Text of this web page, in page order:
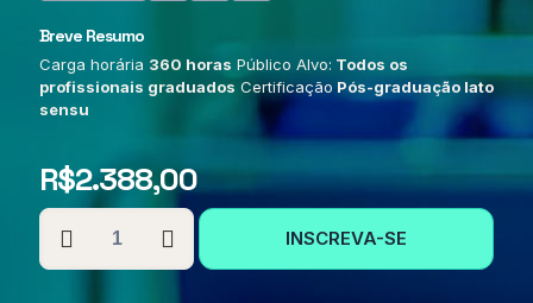
Breve Resumo
Carga horária 360 horas Público Alvo: Todos os
profissionais graduados Certificação Pós-graduação lato
sensu
R$2.388,00
PÓS-
GRADUAÇÃO
EM
INSCREVA-SE